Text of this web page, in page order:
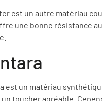
est un autre matériau
une bonne résistance
est un matériau
toucher agréable.